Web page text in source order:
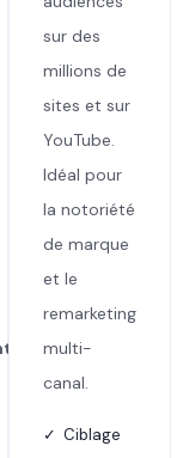
sur des
millions de
sites et sur
YouTube.
Idéal pour
la notoriété
de marque
et le
remarketing
multi-
canal.
✓ Ciblage